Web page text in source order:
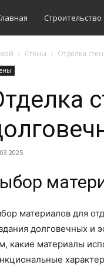
Строительство
Стены Отделка
материалов для
долговечных и
какие материалы